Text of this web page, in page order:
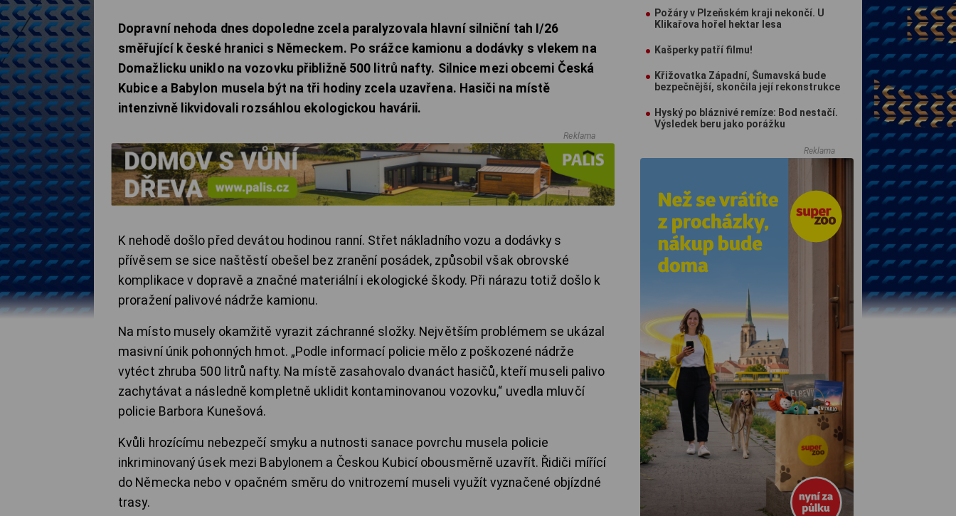
Dopravní nehoda dnes dopoledne zcela paralyzovala hlavní silniční tah I/26
směřující k české hranici s Německem. Po srážce kamionu a dodávky s vlekem na
Domažlicku uniklo na vozovku přibližně 500 litrů nafty. Silnice mezi obcemi Česká
Kubice a Babylon musela být na tři hodiny zcela uzavřena. Hasiči na místě
intenzivně likvidovali rozsáhlou ekologickou havárii.
Reklama
K nehodě došlo před devátou hodinou ranní. Střet nákladního vozu a dodávky s
přívěsem se sice naštěstí obešel bez zranění posádek, způsobil však obrovské
komplikace v dopravě a značné materiální i ekologické škody. Při nárazu totiž došlo k
proražení palivové nádrže kamionu.
Na místo musely okamžitě vyrazit záchranné složky. Největším problémem se ukázal
masivní únik pohonných hmot. „Podle informací policie mělo z poškozené nádrže
vytéct zhruba 500 litrů nafty. Na místě zasahovalo dvanáct hasičů, kteří museli palivo
zachytávat a následně kompletně uklidit kontaminovanou vozovku,“ uvedla mluvčí
policie Barbora Kunešová.
Kvůli hrozícímu nebezpečí smyku a nutnosti sanace povrchu musela policie
inkriminovaný úsek mezi Babylonem a Českou Kubicí obousměrně uzavřít. Řidiči mířící
do Německa nebo v opačném směru do vnitrozemí museli využít vyznačené objízdné
trasy.
Požáry v Plzeňském kraji nekončí. U
Klikařova hořel hektar lesa
Kašperky patří filmu!
Křižovatka Západní, Šumavská bude
bezpečnější, skončila její rekonstrukce
Hyský po bláznivé remíze: Bod nestačí.
Výsledek beru jako porážku
Reklama